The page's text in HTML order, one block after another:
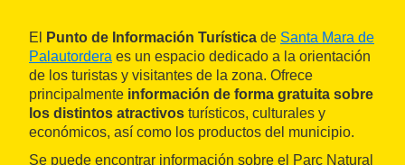
El Punto de Información Turística de Santa Mara de
Palautordera es un espacio dedicado a la orientación
de los turistas y visitantes de la zona. Ofrece
principalmente información de forma gratuita sobre
los distintos atractivos turísticos, culturales y
económicos, así como los productos del municipio.
Se puede encontrar información sobre el Parc Natural